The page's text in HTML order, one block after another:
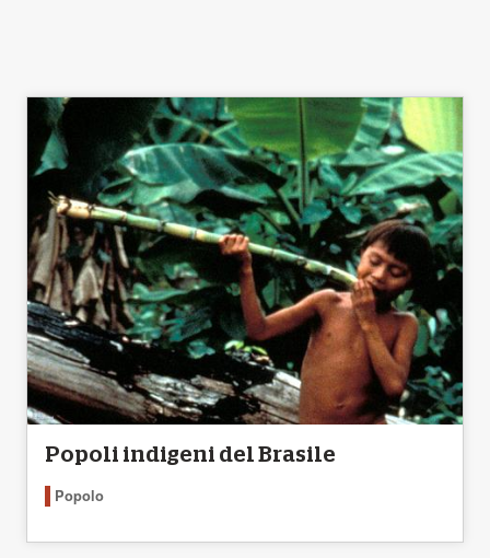
Popoli indigeni del Brasile
Popolo